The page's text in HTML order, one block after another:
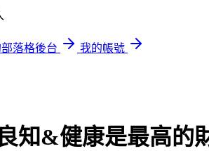
落格後台
我的帳號
知&健康是最高的